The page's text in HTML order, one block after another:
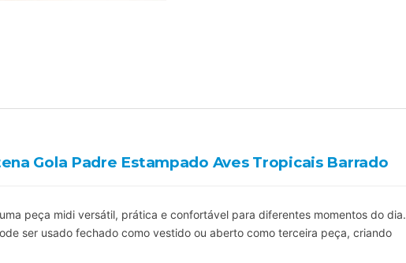
Gola Padre Estampado Aves Tropicais Barrado
peça midi versátil, prática e confortável para diferentes momentos do dia.
ser usado fechado como vestido ou aberto como terceira peça, criando